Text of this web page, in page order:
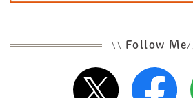
\\ Follow Me